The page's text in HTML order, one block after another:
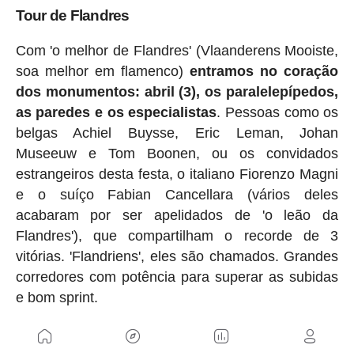
Tour de Flandres
Com 'o melhor de Flandres' (Vlaanderens Mooiste,
soa melhor em flamenco)entramos no coração
dos monumentos: abril (3), os paralelepípedos,
as paredes e os especialistas. Pessoas como os
belgas Achiel Buysse, Eric Leman, Johan
Museeuw e Tom Boonen, ou os convidados
estrangeiros desta festa, o italiano Fiorenzo Magni
e o suíço Fabian Cancellara (vários deles
acabaram por ser apelidados de 'o leão da
Flandres'), que compartilham o recorde de 3
vitórias. 'Flandriens', eles são chamados. Grandes
corredores com potência para superar as subidas
e bom sprint.